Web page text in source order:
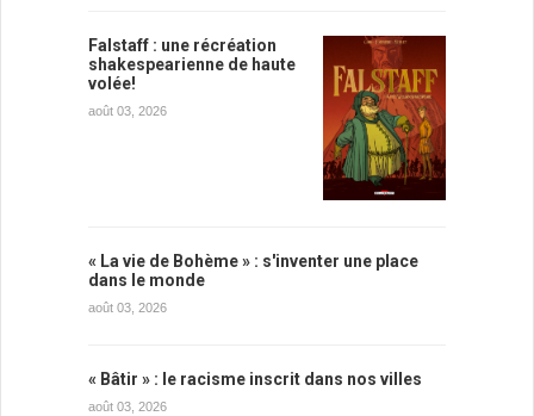
Falstaff : une récréation
shakespearienne de haute
volée!
août 03, 2026
« La vie de Bohème » : s'inventer une place
dans le monde
août 03, 2026
« Bâtir » : le racisme inscrit dans nos villes
août 03, 2026